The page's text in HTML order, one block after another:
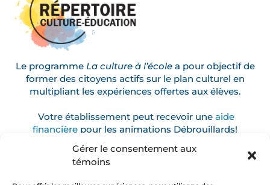
Gérer le consentement aux
témoins
Le programme La culture à l’écolea pour objectif de
former des citoyens actifs sur le plan culturel en
multipliant les expériences offertes aux élèves.
Votre établissement peut recevoir une aide
financière pour les animations Débrouillards!